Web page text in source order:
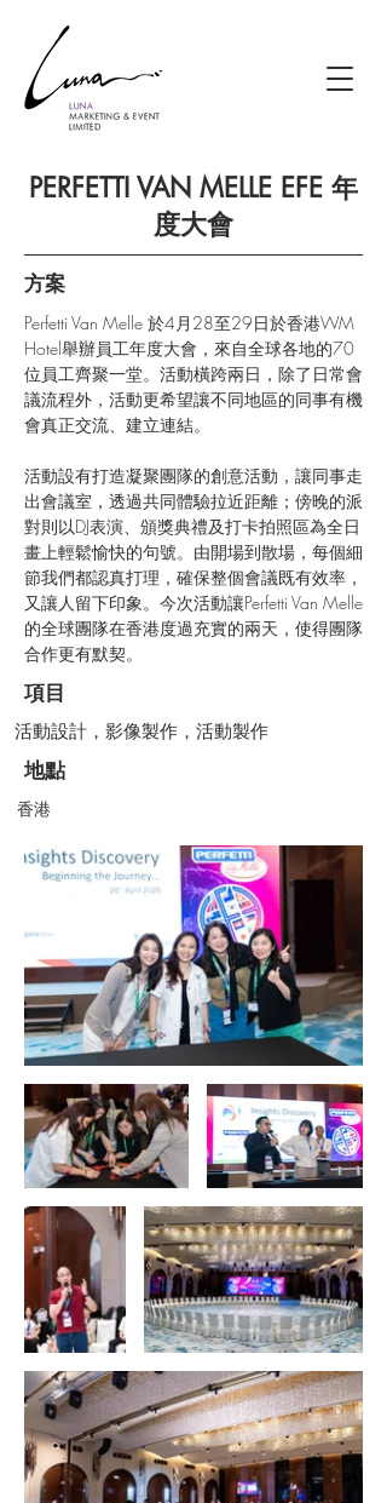
PERFETTI VAN MELLE EFE 年
度大會
方案
Perfetti Van Melle 於4月28至29日於香港WM
Hotel舉辦員工年度大會，來自全球各地的70
位員工齊聚一堂。活動橫跨兩日，除了日常會
議流程外，活動更希望讓不同地區的同事有機
會真正交流、建立連結。
活動設有打造凝聚團隊的創意活動，讓同事走
出會議室，透過共同體驗拉近距離；傍晚的派
對則以DJ表演、頒獎典禮及打卡拍照區為全日
畫上輕鬆愉快的句號。由開場到散場，每個細
節我們都認真打理，確保整個會議既有效率，
又讓人留下印象。今次活動讓Perfetti Van Melle
的全球團隊在香港度過充實的兩天，使得團隊
合作更有默契。
項目
活動設計，影像製作，活動製作
地點
香港